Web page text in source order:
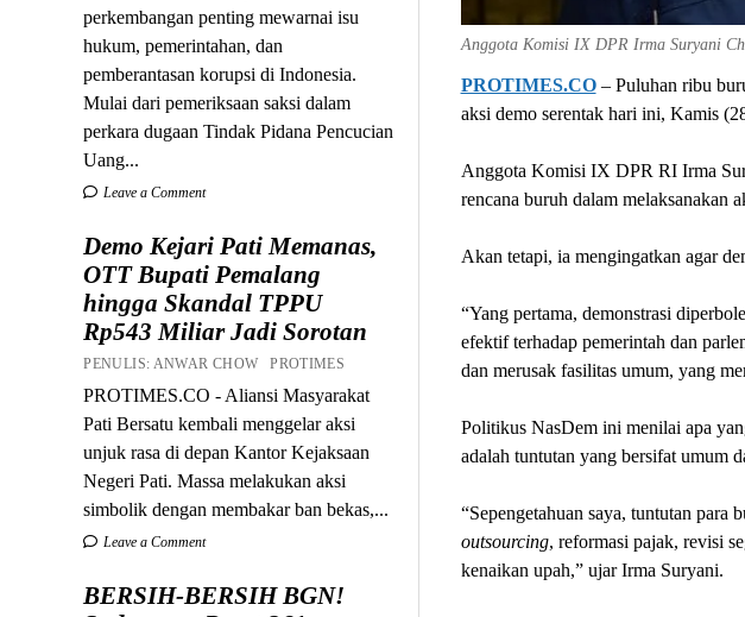
perkembangan penting mewarnai isu
hukum, pemerintahan, dan
pemberantasan korupsi di Indonesia.
Mulai dari pemeriksaan saksi dalam
perkara dugaan Tindak Pidana Pencucian
Uang...
Leave a Comment
Demo Kejari Pati Memanas,
OTT Bupati Pemalang
hingga Skandal TPPU
Rp543 Miliar Jadi Sorotan
PENULIS: ANWAR CHOW PROTIMES
PROTIMES.CO - Aliansi Masyarakat
Pati Bersatu kembali menggelar aksi
unjuk rasa di depan Kantor Kejaksaan
Negeri Pati. Massa melakukan aksi
simbolik dengan membakar ban bekas,...
Leave a Comment
BERSIH-BERSIH BGN!
Anggota Komisi IX DPR Irma Suryani
PROTIMES.CO– Puluhan ribu
aksi demo serentak hari ini, Kamis
Anggota Komisi IX DPR RI Irma
rencana buruh dalam melaksanakan
Akan tetapi, ia mengingatkan agar
“Yang pertama, demonstrasi
efektif terhadap pemerintah dan
dan merusak fasilitas umum, yang
Politikus NasDem ini menilai apa
adalah tuntutan yang bersifat umum
“Sepengetahuan saya, tuntutan para
outsourcing, reformasi pajak, revisi
kenaikan upah,” ujar Irma Suryani.